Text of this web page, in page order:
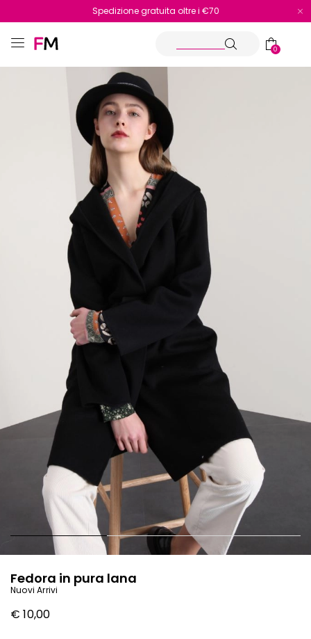
Reso facile e veloce
Spedizione gratuita oltre i €70
0
Fedora in pura lana
Nuovi Arrivi
€ 10,00